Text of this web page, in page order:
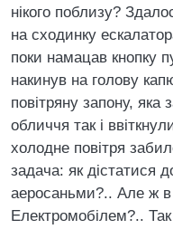
нiкого поблизу?
на сходинку
поки намацав кнопку
накинув на голову
повiтряну запону,
обличчя так i
холодне повiтря
задача: як дiстатися
аеросаньми?.. Але ж в
Електромобiлем?..